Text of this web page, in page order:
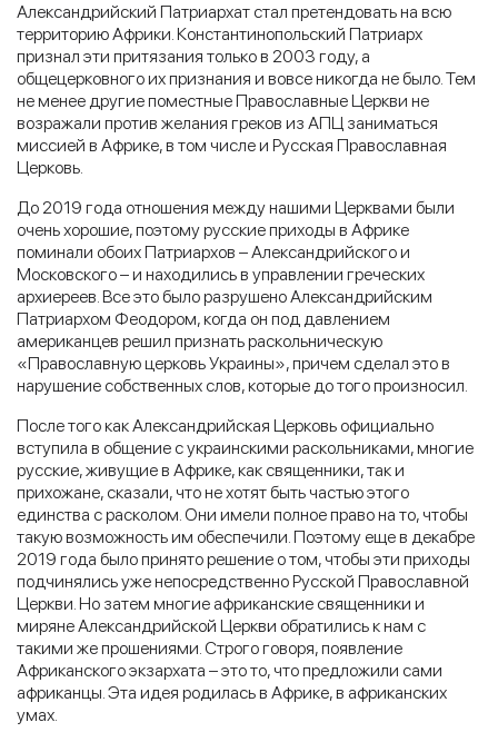
Александрийский Патриархат стал претендовать на всю
территорию Африки. Константинопольский Патриарх
признал эти притязания только в 2003 году, а
общецерковного их признания и вовсе никогда не было. Тем
не менее другие поместные Православные Церкви не
возражали против желания греков из АПЦ заниматься
миссией в Африке, в том числе и Русская Православная
Церковь.
До 2019 года отношения между нашими Церквами были
очень хорошие, поэтому русские приходы в Африке
поминали обоих Патриархов – Александрийского и
Московского – и находились в управлении греческих
архиереев. Все это было разрушено Александрийским
Патриархом Феодором, когда он под давлением
американцев решил признать раскольническую
«Православную церковь Украины», причем сделал это в
нарушение собственных слов, которые до того произносил.
После того как Александрийская Церковь официально
вступила в общение с украинскими раскольниками, многие
русские, живущие в Африке, как священники, так и
прихожане, сказали, что не хотят быть частью этого
единства с расколом. Они имели полное право на то, чтобы
такую возможность им обеспечили. Поэтому еще в декабре
2019 года было принято решение о том, чтобы эти приходы
подчинялись уже непосредственно Русской Православной
Церкви. Но затем многие африканские священники и
миряне Александрийской Церкви обратились к нам с
такими же прошениями. Строго говоря, появление
Африканского экзархата – это то, что предложили сами
африканцы. Эта идея родилась в Африке, в африканских
умах.